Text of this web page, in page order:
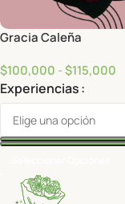
Gracia Caleña
$100,000 -$115,000
Experiencias